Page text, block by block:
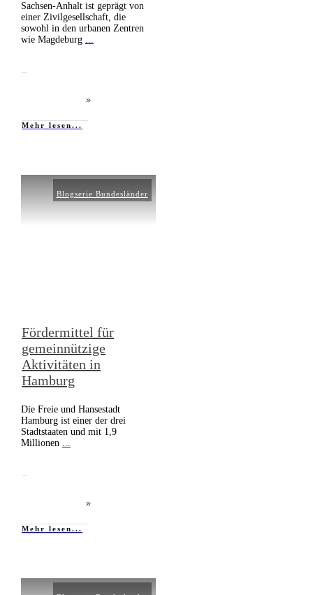
Sachsen-Anhalt ist geprägt von
einer Zivilgesellschaft, die
sowohl in den urbanen Zentren
wie Magdeburg ...
Mehr lesen...
Blogserie Bundesländer
Fördermittel für
gemeinnützige
Aktivitäten in
Hamburg
Die Freie und Hansestadt
Hamburg ist einer der drei
Stadtstaaten und mit 1,9
Millionen
Mehr lesen...